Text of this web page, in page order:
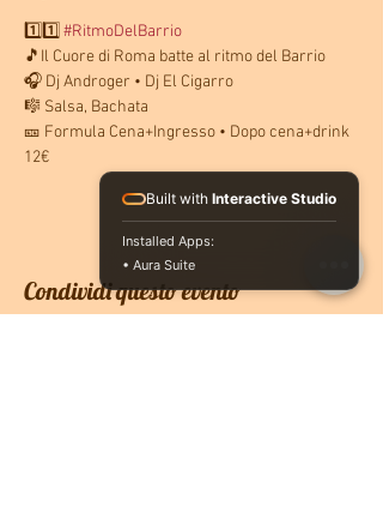
1️⃣1️⃣ #RitmoDelBarrio
🎵Il Cuore di Roma batte al ritmo del Barrio
🎧 Dj Androger • Dj El Cigarro
🎼 Salsa, Bachata
🎫 Formula Cena+Ingresso • Dopo cena+drink
12€
Condividi questo evento
Built with Interactive Studio
Installed Apps:
• Aura Suite